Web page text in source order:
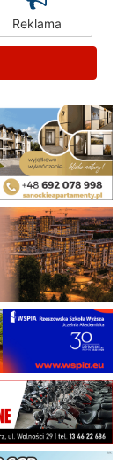
Reklama